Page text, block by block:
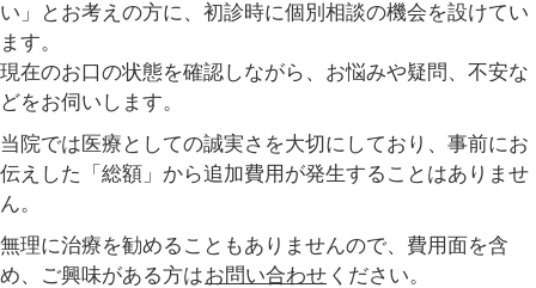
い」とお考えの方に、初診時に個別相談の機会を設けてい
ます。
現在のお口の状態を確認しながら、お悩みや疑問、不安な
どをお伺いします。
当院では医療としての誠実さを大切にしており、事前にお
伝えした「総額」から追加費用が発生することはありませ
ん。
無理に治療を勧めることもありませんので、費用面を含
め、ご興味がある方はお問い合わせ ください。